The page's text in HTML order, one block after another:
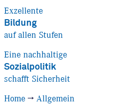
Exzellente
Bildung
auf allen Stufen
Eine nachhaltige
Sozialpolitik
schafft Sicherheit
Home → Allgemein